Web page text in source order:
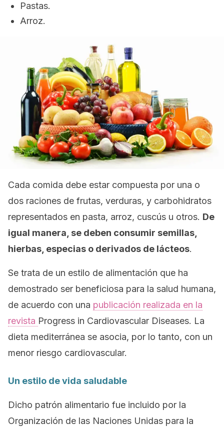
Pastas.
Arroz.
Cada comida debe estar compuesta por una o
dos raciones de frutas, verduras, y carbohidratos
representados en pasta, arroz, cuscús u otros. De
igual manera, se deben consumir semillas,
hierbas, especias o derivados de lácteos.
Se trata de un estilo de alimentación que ha
demostrado ser beneficiosa para la salud humana,
de acuerdo con una publicación realizada en la
revista Progress in Cardiovascular Diseases. La
dieta mediterránea se asocia, por lo tanto, con un
menor riesgo cardiovascular.
Un estilo de vida saludable
Dicho patrón alimentario fue incluido por la
Organización de las Naciones Unidas para la